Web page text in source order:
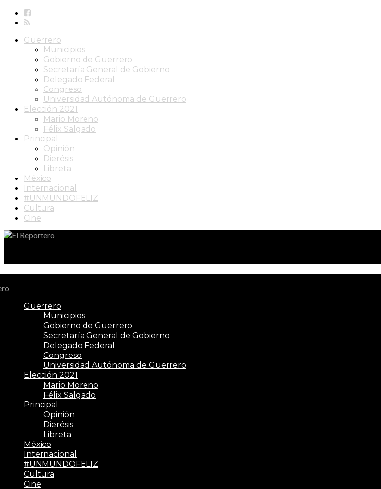
Guerrero
Municipios
Gobierno de Guerrero
Secretaría General de Gobierno
Delegado Federal
Congreso
Universidad Autónoma de Guerrero
Elección 2021
Mario Moreno
Félix Salgado
Principal
Opinión
Dierésis
Libreta
México
Internacional
#UNMUNDOFELIZ
Cultura
Cine
Guerrero
Municipios
Gobierno de Guerrero
Secretaría General de Gobierno
Delegado Federal
Congreso
Universidad Autónoma de Guerrero
Elección 2021
Mario Moreno
Félix Salgado
Principal
Opinión
Dierésis
Libreta
México
Internacional
#UNMUNDOFELIZ
Cultura
Cine